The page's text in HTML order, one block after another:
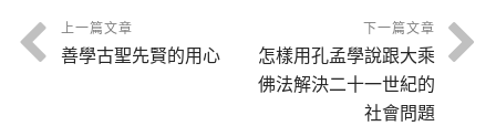
上一篇文章
善學古聖先賢的用心
下一篇文章
怎樣用孔孟學說跟大乘
佛法解決二十一世紀的
社會問題